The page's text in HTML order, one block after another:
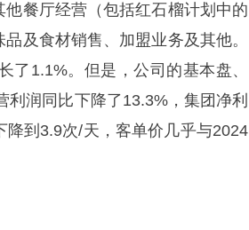
餐厅经营（包括红石榴计划中的
及食材销售、加盟业务及其他。
了1.1%。但是，公司的基本盘、
润同比下降了13.3%，集团净利
到3.9次/天，客单价几乎与2024